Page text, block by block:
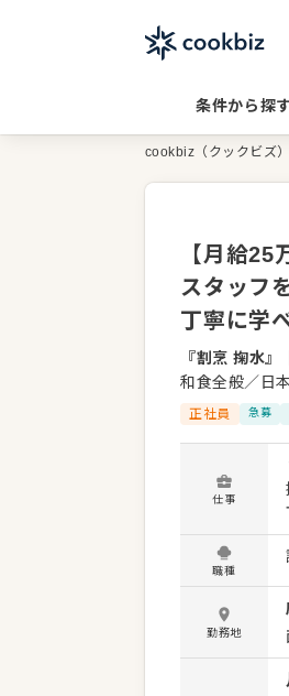
条件から探す
cookbiz（クックビズ
【月給
スタッフ
丁寧に学
『割烹 掬水』
和食全般／日
正社員 急募
仕事
職種
勤務地